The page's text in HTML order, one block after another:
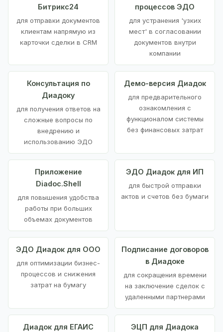
Битрикс24
для отправки документов
клиентам напрямую из
карточки сделки в CRM
процессов ЭДО
для устранения 'узких
мест' в согласовании
документов внутри
компании
Консультация по
Диадоку
для получения ответов на
сложные вопросы по
внедрению и
использованию ЭДО
Демо-версия Диадок
для предварительного
ознакомления с
функционалом системы
без финансовых затрат
Приложение
Diadoc.Shell
для повышения удобства
работы при больших
объемах документов
ЭДО Диадок для ИП
для быстрой отправки
актов и счетов без бумаги
ЭДО Диадок для ООО
для оптимизации бизнес-
процессов и снижения
затрат на бумагу
Подписание договоров
в Диадоке
для сокращения времени
на заключение сделок с
удаленными партнерами
Диадок для ЕГАИС ЭЦП для Диадока